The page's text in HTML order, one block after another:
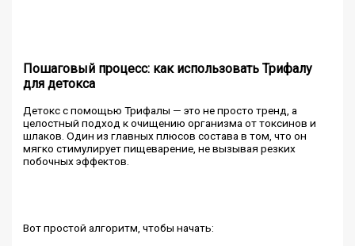
Пошаговый процесс: как использовать Трифалу
для детокса
Детокс с помощью Трифалы — это не просто тренд, а
целостный подход к очищению организма от токсинов и
шлаков. Один из главных плюсов состава в том, что он
мягко стимулирует пищеварение, не вызывая резких
побочных эффектов.
Вот простой алгоритм, чтобы начать: